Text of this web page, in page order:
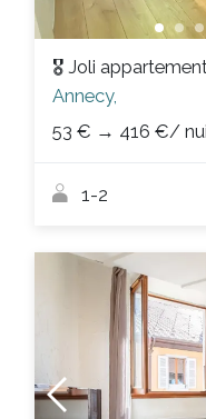
Annecy,
53 € → 416 €/
1-2